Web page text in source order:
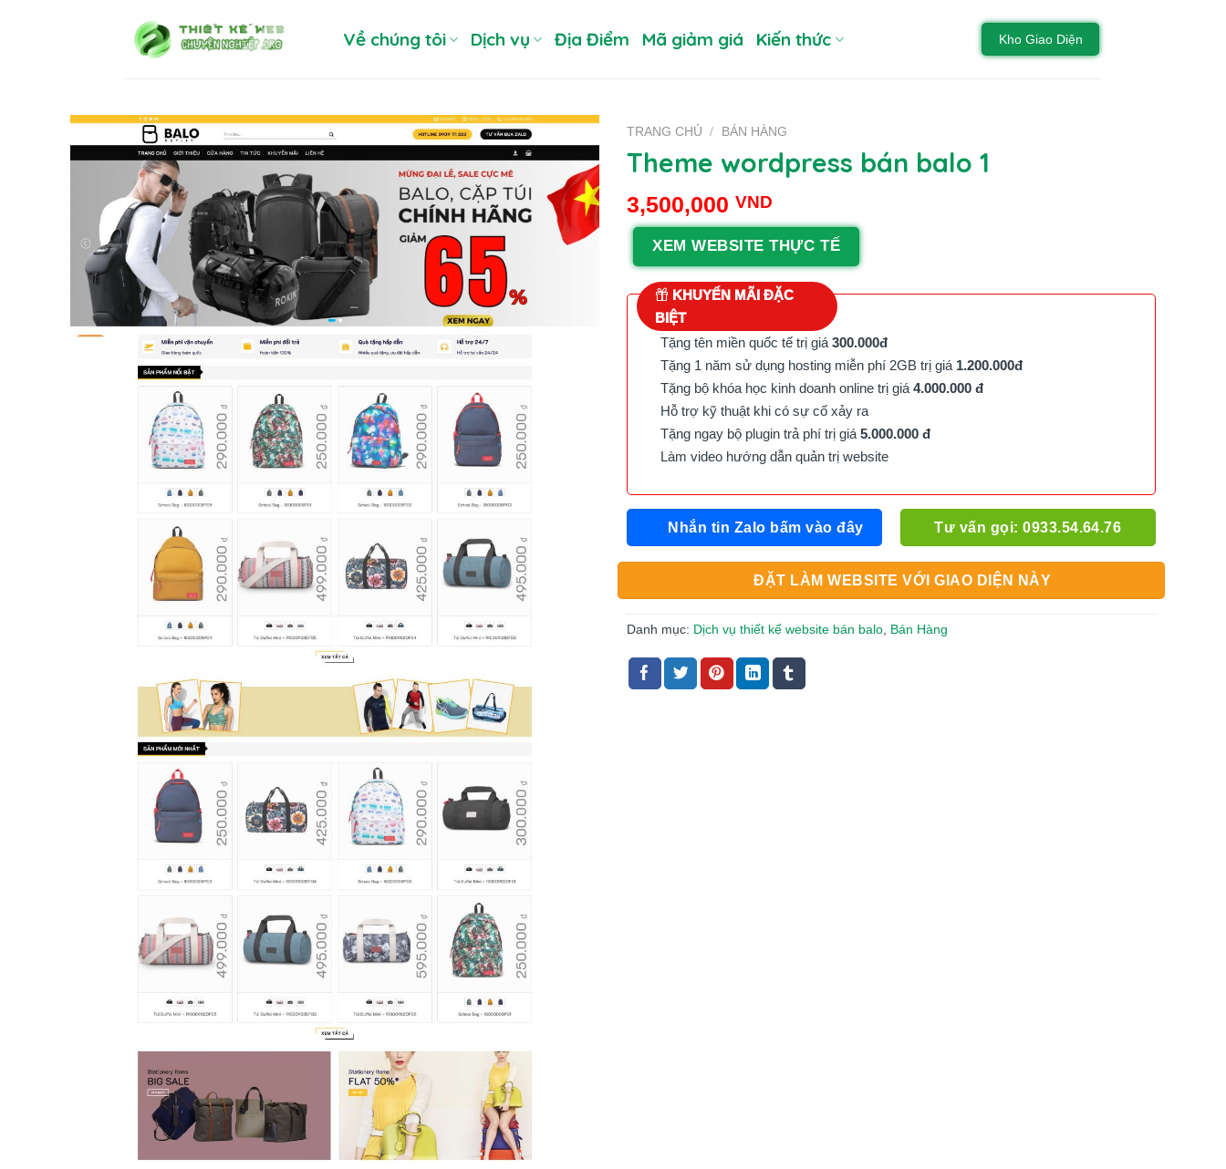
Về chúng tôi Dịch vụ Địa Điểm Mã giảm giá Kiến thức Kho Giao Diện
TRANG CHỦ / BÁN HÀNG
Theme wordpress bán balo 1
3,500,000 VND
XEM WEBSITE THỰC TẾ
KHUYẾN MÃI ĐẶC
BIỆT
Tặng tên miền quốc tế trị giá 300.000đ
Tặng 1 năm sử dụng hosting miễn phí 2GB trị giá 1.200.000đ
Tặng bộ khóa học kinh doanh online trị giá 4.000.000 đ
Hỗ trợ kỹ thuật khi có sự cố xảy ra
Tặng ngay bộ plugin trả phí trị giá 5.000.000 đ
Làm video hướng dẫn quản trị website
Nhắn tin Zalo bấm vào đây Tư vấn gọi: 0933.54.64.76
ĐẶT LÀM WEBSITE VỚI GIAO DIỆN NÀY
Danh mục: Dịch vụ thiết kế website bán balo, Bán Hàng